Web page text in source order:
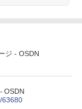
Scribe Colorsoft |
プレイ、64GBスト
載、明るさ自動調
プレミアムペン付
ジ - OSDN
OSDN
63680